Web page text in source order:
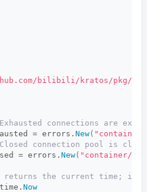
bilibili/kratos/pkg/
connections are
= errors.
New( "container/
connection pool is
= errors.
New( "container/
returns the current time;
Now